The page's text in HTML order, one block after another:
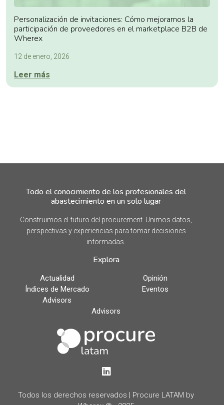
Personalización de invitaciones: Cómo mejoramos la
participación de proveedores en el marketplace B2B de
Wherex
12 de enero, 2026
Leer más
Todo el conocimiento de los profesionales del
abastecimiento en un solo lugar
Construimos el futuro del procurement. Unimos datos,
perspectivas y experiencias para tomar decisiones
informadas.
Explora
Actualidad
Opinión
Índices de Mercado
Eventos
Advisors
Advisors
LinkedIn
Todos los derechos reservados | Procure LATAM by